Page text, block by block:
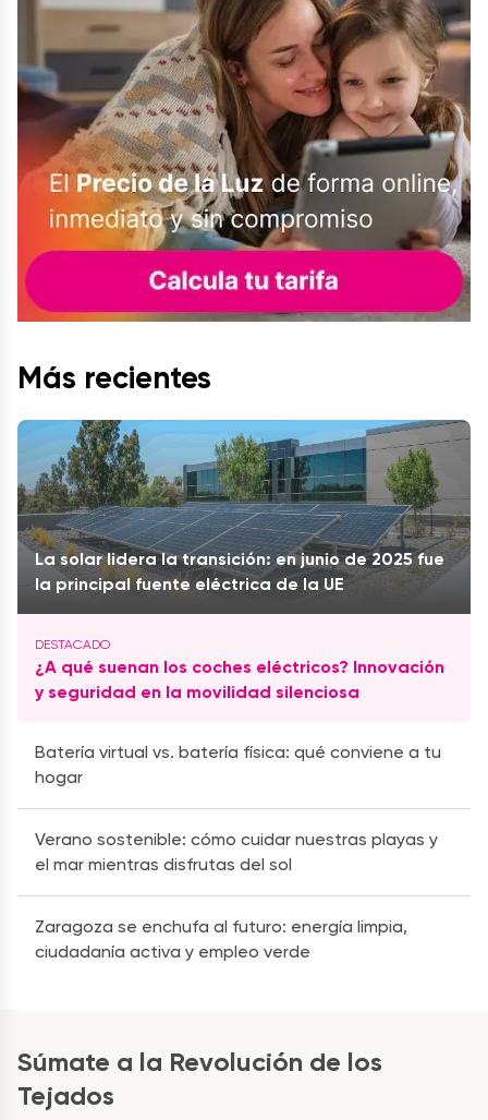
Más recientes
La solar lidera la transición: en junio de 2025 fue
la principal fuente eléctrica de la UE
¿A qué suenan los coches eléctricos? Innovación
y seguridad en la movilidad silenciosa
Batería virtual vs. batería física: qué conviene a tu
hogar
Verano sostenible: cómo cuidar nuestras playas y
el mar mientras disfrutas del sol
Zaragoza se enchufa al futuro: energía limpia,
ciudadanía activa y empleo verde
Súmate a la Revolución de los
Tejados